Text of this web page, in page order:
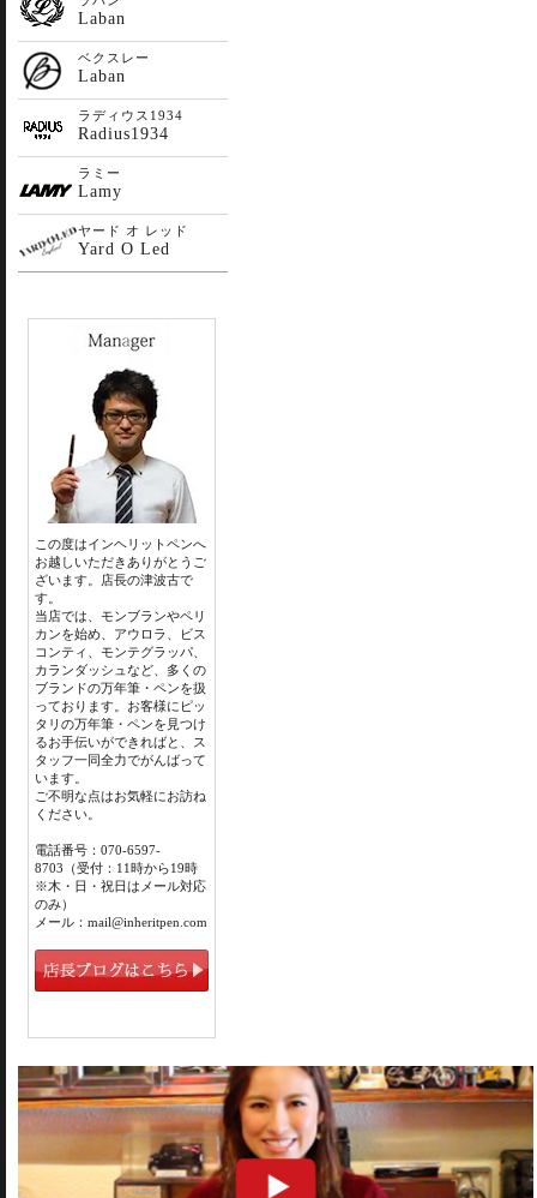
Laban
ベクスレー
Laban
ラディウス1934
Radius1934
ラミー
Lamy
ヤード オ レッド
Yard O Led
この度はインヘリットペンへ
お越しいただきありがとうご
ざいます。店長の津波古で
す。
当店では、モンブランやペリ
カンを始め、アウロラ、ビス
コンティ、モンテグラッパ、
カランダッシュなど、多くの
ブランドの万年筆・ペンを扱
っております。お客様にピッ
タリの万年筆・ペンを見つけ
るお手伝いができればと、ス
タッフ一同全力でがんばって
います。
ご不明な点はお気軽にお訪ね
ください。
電話番号：070-6597-
8703（受付：11時から19時
※木・日・祝日はメール対応
のみ）
メール：mail@inheritpen.com